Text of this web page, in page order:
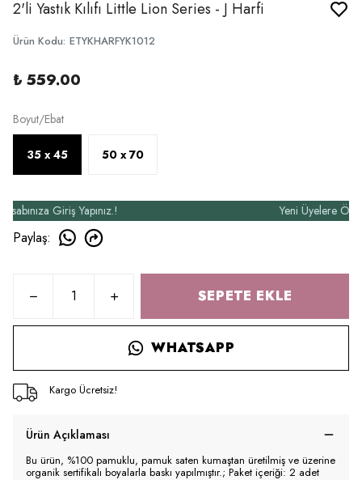
2'li Yastık Kılıfı Little Lion Series - J Harfi
Ürün Kodu: ETYKHARFYK1012
₺ 559.00
Boyut/Ebat
35 x 45 50 x 70
Giriş Yapınız.! Yeni Üyelere Özel
Paylaş:
SEPETE EKLE
WHATSAPP
Kargo Ücretsiz!
Ürün Açıklaması
Bu ürün, %100 pamuklu, pamuk saten kumaştan üretilmiş ve üzerine
organik sertifikalı boyalarla baskı yapılmıştır.; Paket içeriği: 2 adet